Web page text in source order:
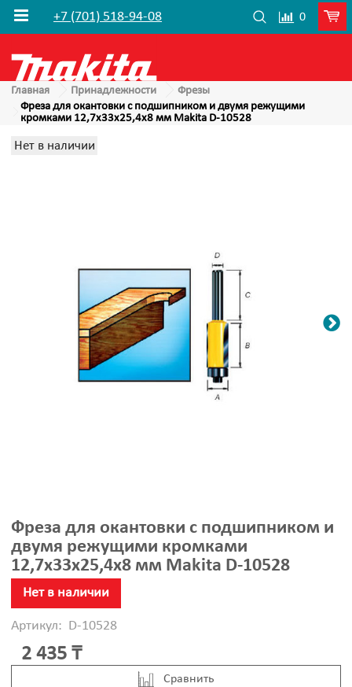
+7 (701) 518-94-08 0
Главная Принадлежности
Фрезы
Фреза для окантовки с подшипником и двумя режущими
кромками 12,7х33х25,4х8 мм Makita D-10528
Нет в наличии
Фреза для окантовки с подшипником и
двумя режущими кромками
12,7х33х25,4х8 мм Makita D-10528
Нет в наличии
Артикул: D-10528
2 435 ₸
Cравнить